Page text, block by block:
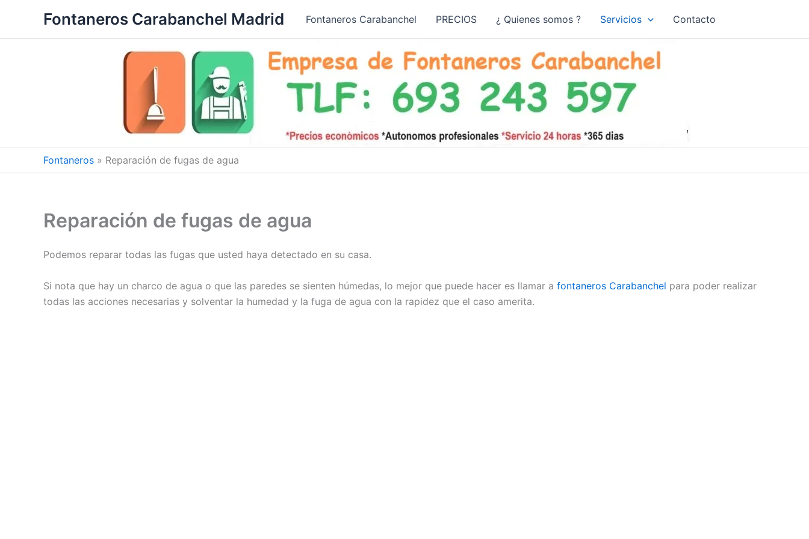
contenido
Fontaneros Carabanchel Madrid Fontaneros Carabanchel PRECIOS ¿ Quienes somos ? Servicios Contacto
Fontaneros » Reparación de fugas de agua
Reparación de fugas de agua
Podemos reparar todas las fugas que usted haya detectado en su casa.
Si nota que hay un charco de agua o que las paredes se sienten húmedas, lo mejor que puede hacer es llamar a fontaneros Carabanchel para poder realizar
todas las acciones necesarias y solventar la humedad y la fuga de agua con la rapidez que el caso amerita.